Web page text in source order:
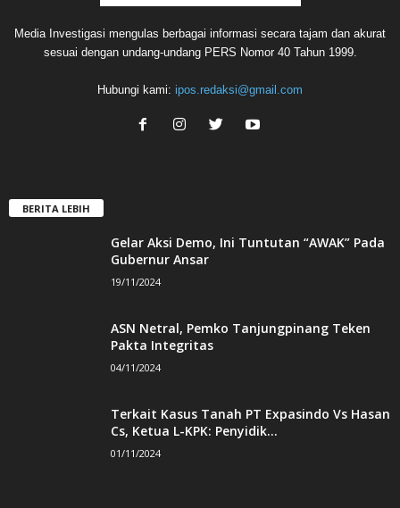
Media Investigasi mengulas berbagai informasi secara tajam dan akurat
sesuai dengan undang-undang PERS Nomor 40 Tahun 1999.
Hubungi kami: ipos.redaksi@gmail.com
BERITA LEBIH
Gelar Aksi Demo, Ini Tuntutan “AWAK” Pada
Gubernur Ansar
19/11/2024
ASN Netral, Pemko Tanjungpinang Teken
Pakta Integritas
04/11/2024
Terkait Kasus Tanah PT Expasindo Vs Hasan
Cs, Ketua L-KPK: Penyidik...
01/11/2024